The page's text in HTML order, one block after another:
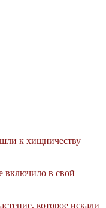
к хищничеству
включило в свой
которое искали